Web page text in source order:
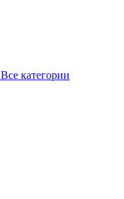
Все категории